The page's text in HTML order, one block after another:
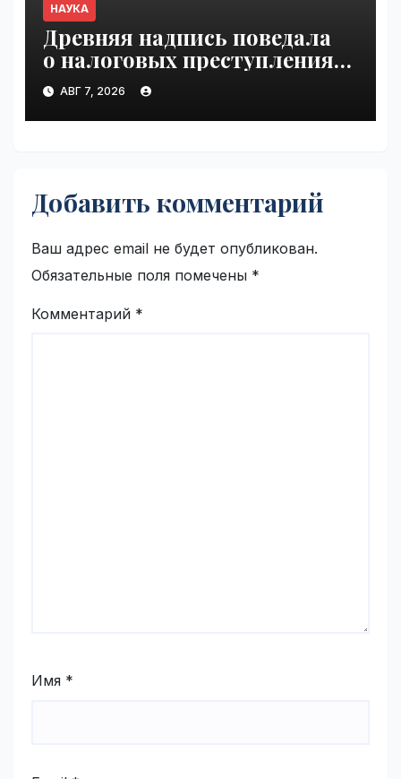
НАУКА
Древняя надпись поведала
о налоговых преступлениях |
VseTime.ru
АВГ 7, 2026
Добавить комментарий
Ваш адрес email не будет опубликован.
Обязательные поля помечены *
Комментарий *
Имя *